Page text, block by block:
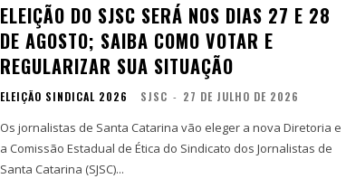
ELEIÇÃO DO SJSC SERÁ NOS DIAS 27 E 28
DE AGOSTO; SAIBA COMO VOTAR E
REGULARIZAR SUA SITUAÇÃO
ELEIÇÃO SINDICAL 2026 SJSC - 27 DE JULHO DE 2026
Os jornalistas de Santa Catarina vão eleger a nova Diretoria e
a Comissão Estadual de Ética do Sindicato dos Jornalistas de
Santa Catarina (SJSC)...